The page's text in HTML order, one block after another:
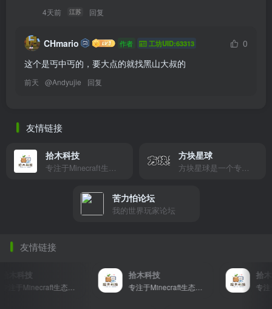
4天前 江苏 回复
CHmario 作者 工坊UID:63313
0
这个是丐中丐的，要大点的就找黑山大叔的
前天 @Andyujie 回复
友情链接
拾木科技
专注于Minecraft生态建设
方块星球
方块星球是一个专注于我的世界的中文论坛，提供丰富的资源分享、玩家交流和创意展示，包括地图、皮肤、数据包等内容，打造Minecraft玩家的专属社区乐园！
苦力怕论坛
我的世界玩家论坛
友情链接
专注于Minecraft生态建设
拾木科技
专注于Minecraft生态建设
拾木